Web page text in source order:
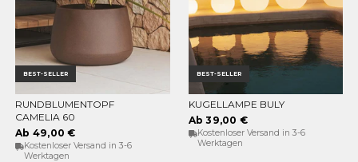
BEST-SELLER
OPTIONEN WÄHLEN
RUNDBLUMENTOPF
CAMELIA 60
Ab 49,00 €
Kostenloser Versand in 3-6
Werktagen
BEST-SELLER
OPTIONEN WÄHLEN
KUGELLAMPE BULY
Ab 39,00 €
Kostenloser Versand in 3-6
Werktagen